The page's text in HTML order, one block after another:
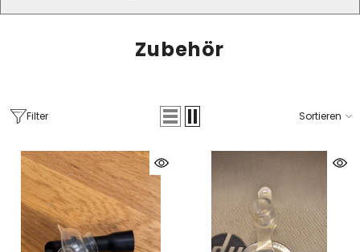
Zubehör
Filter Sortieren